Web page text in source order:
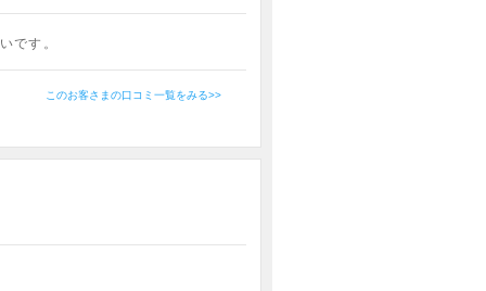
です。
このお客さまの口コミ一覧をみる>>